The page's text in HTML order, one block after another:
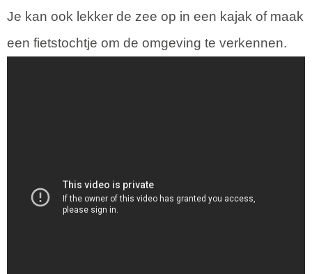
Je kan ook lekker de zee op in een kajak of maak
een fietstochtje om de omgeving te verkennen.